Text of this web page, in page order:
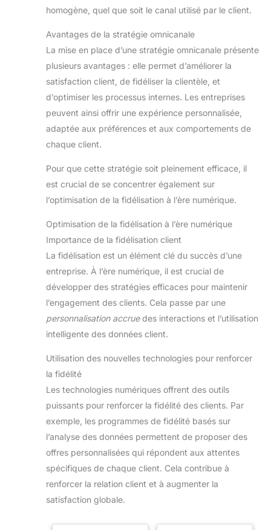
homogène, quel que soit le canal utilisé par le client.
Avantages de la stratégie omnicanale
La mise en place d’une stratégie omnicanale présente
plusieurs avantages : elle permet d’améliorer la
satisfaction client, de fidéliser la clientèle, et
d’optimiser les processus internes. Les entreprises
peuvent ainsi offrir une expérience personnalisée,
adaptée aux préférences et aux comportements de
chaque client.
Pour que cette stratégie soit pleinement efficace, il
est crucial de se concentrer également sur
l’optimisation de la fidélisation à l’ère numérique.
Optimisation de la fidélisation à l’ère numérique
Importance de la fidélisation client
La fidélisation est un élément clé du succès d’une
entreprise. À l’ère numérique, il est crucial de
développer des stratégies efficaces pour maintenir
l’engagement des clients. Cela passe par une
personnalisation accruedes interactions et l’utilisation
intelligente des données client.
Utilisation des nouvelles technologies pour renforcer
la fidélité
Les technologies numériques offrent des outils
puissants pour renforcer la fidélité des clients. Par
exemple, les programmes de fidélité basés sur
l’analyse des données permettent de proposer des
offres personnalisées qui répondent aux attentes
spécifiques de chaque client. Cela contribue à
renforcer la relation client et à augmenter la
satisfaction globale.